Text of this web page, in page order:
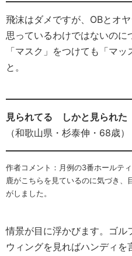
飛沫はダメですが、OBとオ
思っているわけではないのに
「マスク」をつけても「マ
と。
見られてる しかと見られ
（和歌山県・杉泰伸・68歳）
作者コメント：月例の3番ホールテ
鹿がこちらを見ているのに気づき、
がしました。
情景が目に浮かびます。ゴル
ウィングを見ればハンディを